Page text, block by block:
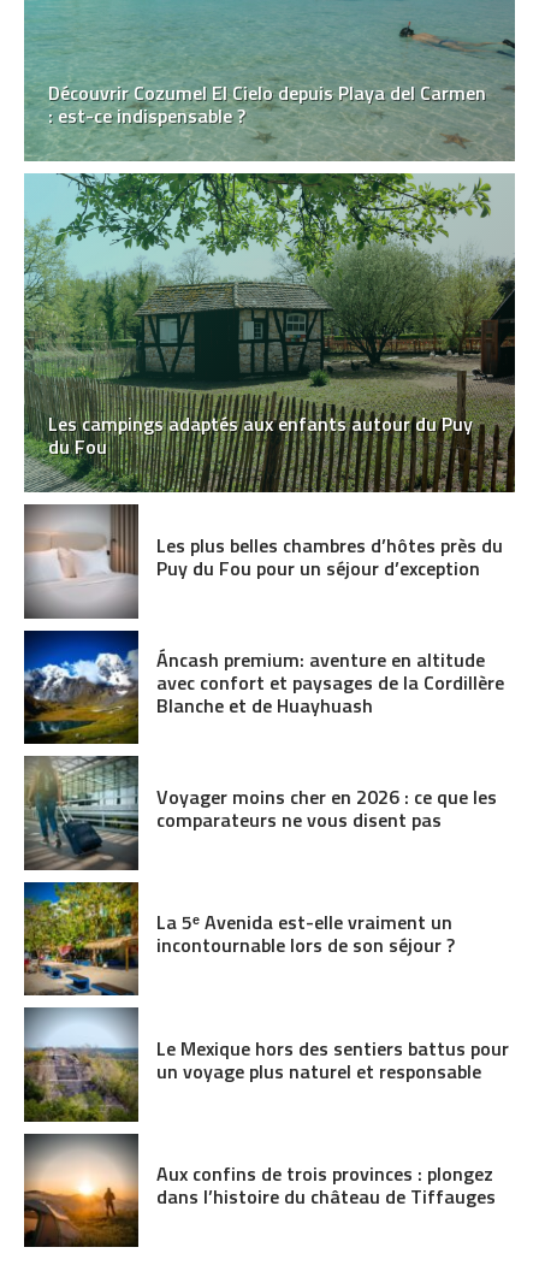
Découvrir Cozumel El Cielo depuis Playa del Carmen
: est-ce indispensable ?
Les campings adaptés aux enfants autour du Puy
du Fou
Les plus belles chambres d’hôtes près du
Puy du Fou pour un séjour d’exception
Áncash premium: aventure en altitude
avec confort et paysages de la Cordillère
Blanche et de Huayhuash
Voyager moins cher en 2026 : ce que les
comparateurs ne vous disent pas
La 5ᵉ Avenida est-elle vraiment un
incontournable lors de son séjour ?
Le Mexique hors des sentiers battus pour
un voyage plus naturel et responsable
Aux confins de trois provinces : plongez
dans l’histoire du château de Tiffauges